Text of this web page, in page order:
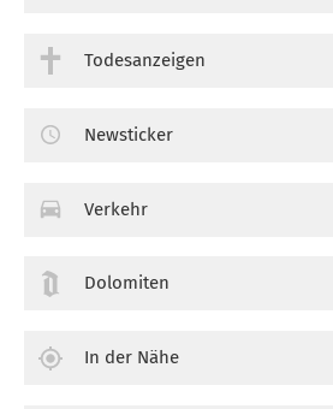
Todesanzeigen
Newsticker
Verkehr
Dolomiten
In der Nähe